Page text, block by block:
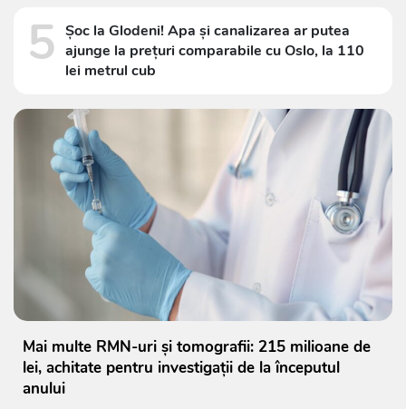
5 Șoc la Glodeni! Apa și canalizarea ar putea
ajunge la prețuri comparabile cu Oslo, la 110
lei metrul cub
Mai multe RMN-uri și tomografii: 215 milioane de
lei, achitate pentru investigații de la începutul
anului